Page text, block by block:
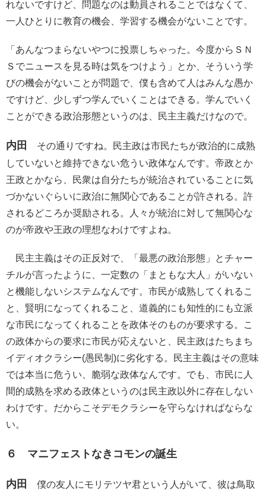
れないですけど、問題なのは動員されることではなくて、
一人ひとりに教育の機会、学習する機会がないことです。
「あんなつまらないやつに投票しちゃった。今度からＳＮ
Ｓでニュースを見る時は気をつけよう」とか、そういう学
びの機会がないことが問題で、僕も含めて人はみんな愚か
ですけど、少しずつ学んでいくことはできる。学んでいく
ことができる政治形態というのは、民主主義だけなので。
内田
その通りですね。民主政は市民たちが政治的に成熟
していないと維持できない危うい政体なんです。帝政とか
王政とかなら、民衆は自分たちが統治されていることに気
づかないぐらいに政治に無関心であることが許される。許
されるどころか奨励される。人々が統治に対して無関心な
のが帝政や王政の理想なわけですよね。
民主主義はその正反対で、「最悪の政治形態」とチャー
チルが言ったように、一定数の「まともな大人」がいない
と機能しないシステムなんです。市民が成熟してくれるこ
と、賢明になってくれること、道義的にも知性的にも立派
な市民になってくれることを政体そのものが要求する。こ
の政体からの要求に市民が応えないと、民主政はたちまち
イディオクラシー(愚民制)に劣化する。民主主義はその意味
では本当に危うい、脆弱な政体なんです。でも、市民に人
間的成熟を求める政体というのは民主政以外に存在しない
わけです。だからこそデモクラシーを守らなければならな
い。
６ マニフェストなきコモンの誕生
内田
僕の友人にモリテツヤ君という人がいて、彼は鳥取